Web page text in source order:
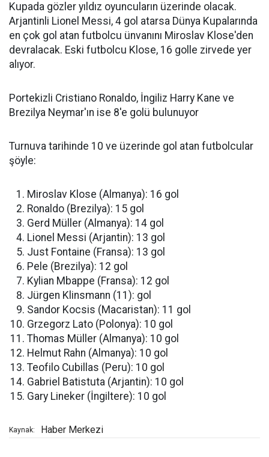
Kupada gözler yıldız oyuncuların üzerinde olacak.
Arjantinli Lionel Messi, 4 gol atarsa Dünya Kupalarında
en çok gol atan futbolcu ünvanını Miroslav Klose'den
devralacak. Eski futbolcu Klose, 16 golle zirvede yer
alıyor.
Portekizli Cristiano Ronaldo, İngiliz Harry Kane ve
Brezilya Neymar'ın ise 8'e golü bulunuyor
Turnuva tarihinde 10 ve üzerinde gol atan futbolcular
şöyle:
Miroslav Klose (Almanya): 16 gol
Ronaldo (Brezilya): 15 gol
Gerd Müller (Almanya): 14 gol
Lionel Messi (Arjantin): 13 gol
Just Fontaine (Fransa): 13 gol
Pele (Brezilya): 12 gol
Kylian Mbappe (Fransa): 12 gol
Jürgen Klinsmann (11): gol
Sandor Kocsis (Macaristan): 11 gol
Grzegorz Lato (Polonya): 10 gol
Thomas Müller (Almanya): 10 gol
Helmut Rahn (Almanya): 10 gol
Teofilo Cubillas (Peru): 10 gol
Gabriel Batistuta (Arjantin): 10 gol
Gary Lineker (İngiltere): 10 gol
Kaynak: Haber Merkezi